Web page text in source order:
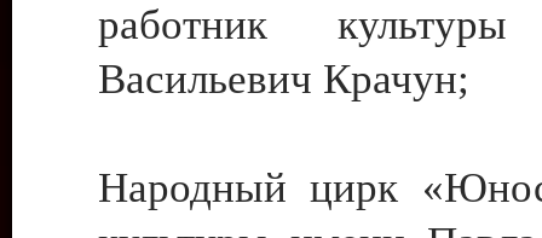
работник культуры
Васильевич Крачун;
Народный цирк